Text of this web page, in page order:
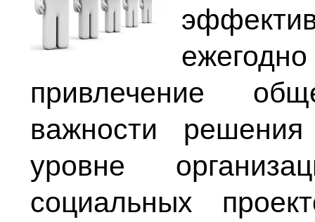
привлечение
важности
уровне
социальных